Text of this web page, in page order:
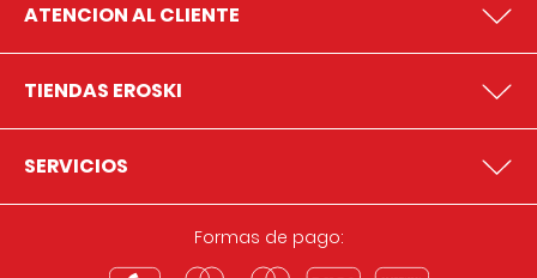
ATENCION AL CLIENTE
TIENDAS EROSKI
SERVICIOS
Formas de pago: